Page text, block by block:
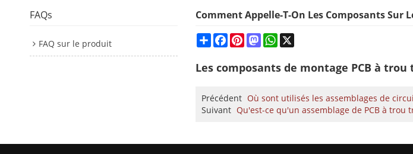
FAQs
FAQ sur le produit
Comment Appelle-T-On Les Composants Sur
ShareFacebook
PinterestMastodonWhatsApp
X
Les composants de montage PCB à
Précédent Où sont utilisés les assemblages de
Suivant Qu'est-ce qu'un assemblage de PCB à trou